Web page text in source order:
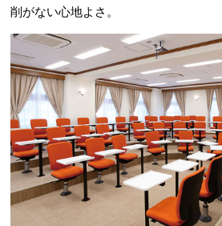
削がない心地よさ。